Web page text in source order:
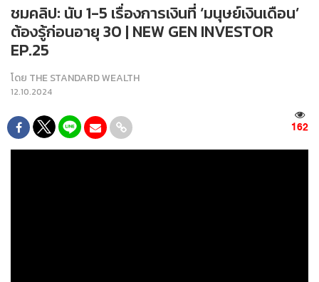
ชมคลิป: นับ 1-5 เรื่องการเงินที่ ‘มนุษย์เงินเดือน’
ต้องรู้ก่อนอายุ 30 | NEW GEN INVESTOR
EP.25
โดย THE STANDARD WEALTH
12.10.2024
162